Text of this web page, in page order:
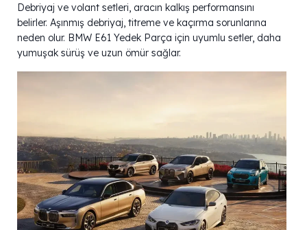
Debriyaj ve volant setleri, aracın kalkış performansını
belirler. Aşınmış debriyaj, titreme ve kaçırma sorunlarına
neden olur. BMW E61 Yedek Parça için uyumlu setler, daha
yumuşak sürüş ve uzun ömür sağlar.